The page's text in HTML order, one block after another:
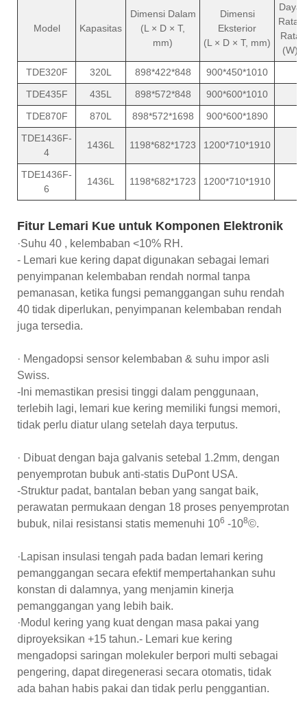
Model Kapasitas
Dimensi Dalam
(L × D × T,
mm)
Dimensi
Eksterior
(L × D × T, mm)
Daya
Rata-
Rata
(W)
TDE320F
320L 898*422*848
900*450*1010
TDE435F
435L 898*572*848
900*600*1010
TDE870F
870L 898*572*1698
900*600*1890
TDE1436F-
4
1436L 1198*682*1723 1200*710*1910
TDE1436F-
6
1436L 1198*682*1723 1200*710*1910
Fitur Lemari Kue untuk Komponen Elektronik
·Suhu 40 , kelembaban <10% RH.
- Lemari kue kering dapat digunakan sebagai lemari
penyimpanan kelembaban rendah normal tanpa
pemanasan, ketika fungsi pemanggangan suhu rendah
40 tidak diperlukan, penyimpanan kelembaban rendah
juga tersedia.
· Mengadopsi sensor kelembaban & suhu impor asli
Swiss.
-Ini memastikan presisi tinggi dalam penggunaan,
terlebih lagi, lemari kue kering memiliki fungsi memori,
tidak perlu diatur ulang setelah daya terputus.
· Dibuat dengan baja galvanis setebal 1.2mm, dengan
penyemprotan bubuk anti-statis DuPont USA.
-Struktur padat, bantalan beban yang sangat baik,
perawatan permukaan dengan 18 proses penyemprotan
bubuk, nilai resistansi statis memenuhi 106 -108©.
·Lapisan insulasi tengah pada badan lemari kering
pemanggangan secara efektif mempertahankan suhu
konstan di dalamnya, yang menjamin kinerja
pemanggangan yang lebih baik.
·Modul kering yang kuat dengan masa pakai yang
diproyeksikan +15 tahun.- Lemari kue kering
mengadopsi saringan molekuler berpori multi sebagai
pengering, dapat diregenerasi secara otomatis, tidak
ada bahan habis pakai dan tidak perlu penggantian.